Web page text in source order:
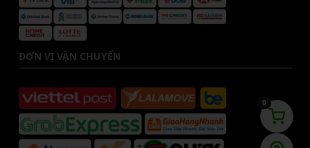
ĐƠN VỊ VẬN CHUYỂN
0